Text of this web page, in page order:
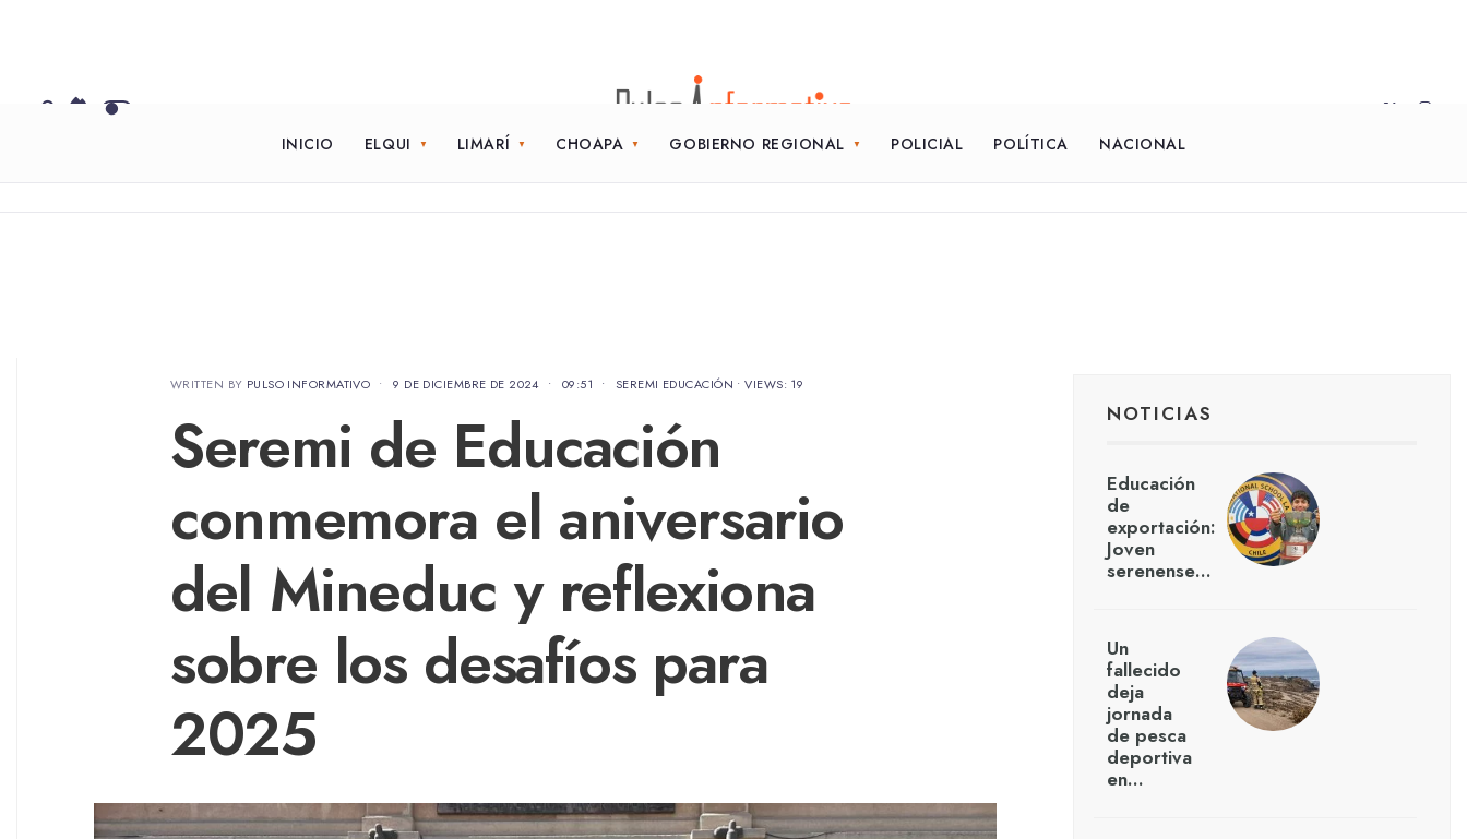
INICIO ELQUI LIMARÍ CHOAPA GOBIERNO REGIONAL POLICIAL POLÍTICA NACIONAL
WRITTEN BY PULSO INFORMATIVO • 9 DE DICIEMBRE DE 2024 • 09:51 • SEREMI EDUCACIÓN •VIEWS: 19
Seremi de Educación
conmemora el aniversario
del Mineduc y reflexiona
sobre los desafíos para
2025
NOTICIAS
Educación
de
exportación:
Joven
serenense…
Un
fallecido
deja
jornada
de pesca
deportiva
en…